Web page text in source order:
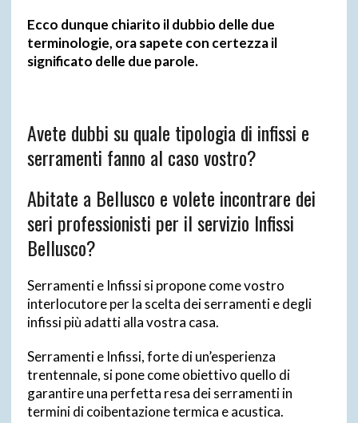
Ecco dunque chiarito il dubbio delle due
terminologie, ora sapete con certezza il
significato delle due parole.
Avete dubbi su quale tipologia di infissi e
serramenti fanno al caso vostro?
Abitate a Bellusco e volete incontrare dei
seri professionisti per il servizio Infissi
Bellusco?
Serramenti e Infissi si propone come vostro
interlocutore per la scelta dei serramenti e degli
infissi più adatti alla vostra casa.
Serramenti e Infissi, forte di un’esperienza
trentennale, si pone come obiettivo quello di
garantire una perfetta resa dei serramenti in
termini di coibentazione termica e acustica.